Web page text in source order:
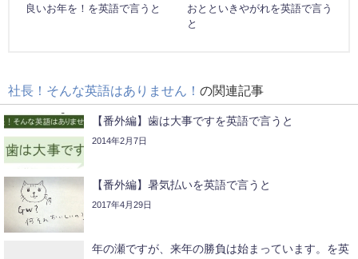
良いお年を！を英語で言うと
おとといきやがれを英語で言う
と
社長！そんな英語はありません！ の関連記事
【番外編】歯は大事ですを英語で言うと
2014年2月7日
【番外編】暑気払いを英語で言うと
2017年4月29日
年の瀬ですが、来年の勝負は始まっています。を英